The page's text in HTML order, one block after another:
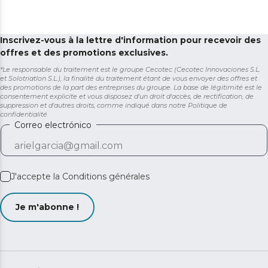
Inscrivez-vous à la lettre d'information pour recevoir des
offres et des promotions exclusives.
*Le responsable du traitement est le groupe Cecotec (Cecotec Innovaciones S.L.
et Solotriatlon S.L.), la finalité du traitement étant de vous envoyer des offres et
des promotions de la part des entreprises du groupe. La base de légitimité est le
consentement explicite et vous disposez d'un droit d'accès, de rectification, de
suppression et d'autres droits, comme indiqué dans notre Politique de
confidentialité
Correo electrónico
J'accepte la Conditions générales
Je m'abonne !